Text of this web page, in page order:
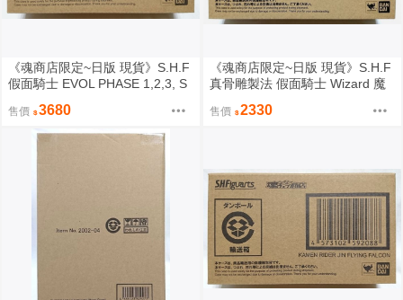
《魂商店限定~日版 現貨》S.H.F
假面騎士 EVOL PHASE 1,2,3, S
售價 3680
《魂商店限定~日版 現貨》S.H.F
真骨雕製法 假面騎士 Wizard 魔
拆封）
售價 2330